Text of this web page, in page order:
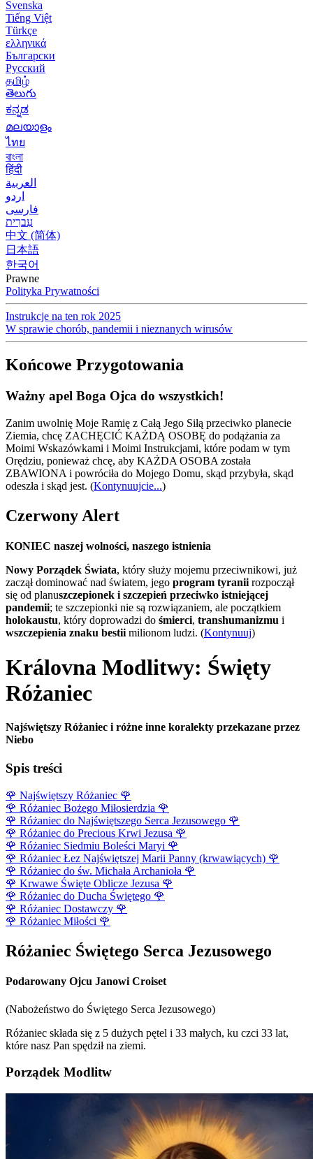
Svenska
Tiếng Việt
Türkçe
ελληνικά
Български
Русский
தமிழ்
తెలుగు
ಕನ್ನಡ
മലയാളം
ไทย
বাংলা
हिंदी
العربية
اردو
فارسی
עִברִית
中文 (简体)
日本語
한국어
Prawne
Polityka Prywatności
Instrukcje na ten rok 2025
W sprawie chorób, pandemii i nieznanych wirusów
Końcowe Przygotowania
Ważny apel Boga Ojca do wszystkich!
Zanim uwolnię Moje Ramię z Całą Jego Siłą przeciwko planecie
Ziemia, chcę ZACHĘCIĆ KAŻDĄ OSOBĘ do podążania za
Moimi Wskazówkami i Moimi Instrukcjami, które podam w tym
Orędziu, ponieważ chcę, aby KAŻDA OSOBA została
ZBAWIONA i powróciła do Mojego Domu, skąd przybyła, skąd
odeszła i skąd jest. (Kontynuujcie...)
Czerwony Alert
KONIEC naszej wolności, naszego istnienia
Nowy Porządek Świata, który służy mojemu przeciwnikowi, już
zaczął dominować nad światem, jego program tyranii rozpoczął
się od planuszczepionek i szczepień przeciwko istniejącej
pandemii; te szczepionki nie są rozwiązaniem, ale początkiem
holokaustu, który doprowadzi do śmierci, transhumanizmu i
wszczepienia znaku bestii milionom ludzi. (Kontynuuj)
Královna Modlitwy: Święty
Różaniec
Najświętszy Różaniec i różne inne koralekty przekazane przez
Niebo
Spis treści
🌹 Najświętszy Różaniec 🌹
🌹 Różaniec Bożego Miłosierdzia 🌹
🌹 Różaniec do Najświętszego Serca Jezusowego 🌹
🌹 Różaniec do Precious Krwi Jezusa 🌹
🌹 Różaniec Siedmiu Boleści Maryi 🌹
🌹 Różaniec Łez Najświętszej Marii Panny (krwawiących) 🌹
🌹 Różaniec do św. Michała Archanioła 🌹
🌹 Krwawe Święte Oblicze Jezusa 🌹
🌹 Różaniec do Ducha Świętego 🌹
🌹 Różaniec Dostawczy 🌹
🌹 Różaniec Miłości 🌹
Różaniec Świętego Serca Jezusowego
Podarowany Ojcu Janowi Croiset
(Nabożeństwo do Świętego Serca Jezusowego)
Różaniec składa się z 5 dużych pętel i 33 małych, ku czci 33 lat,
które nasz Pan spędził na ziemi.
Porządek Modlitw